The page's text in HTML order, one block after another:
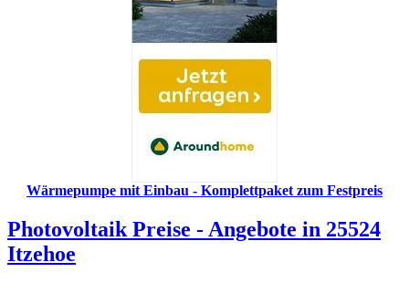
Wärmepumpe mit Einbau - Komplettpaket zum Festpreis
Photovoltaik Preise - Angebote in 25524
Itzehoe